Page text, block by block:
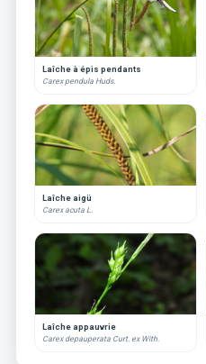
Laîche à épis pendants
Carex pendula Huds.
Laîche aigü
Carex acuta L.
Laîche appauvrie
Carex depauperata Curt. ex With.